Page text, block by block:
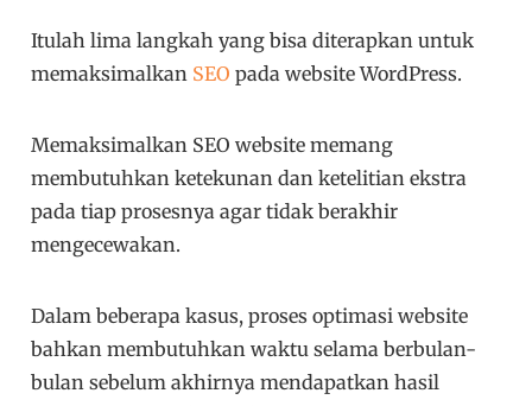
Itulah lima langkah yang bisa diterapkan untuk
memaksimalkan SEO pada website WordPress.
Memaksimalkan SEO website memang
membutuhkan ketekunan dan ketelitian ekstra
pada tiap prosesnya agar tidak berakhir
mengecewakan.
Dalam beberapa kasus, proses optimasi website
bahkan membutuhkan waktu selama berbulan-
bulan sebelum akhirnya mendapatkan hasil